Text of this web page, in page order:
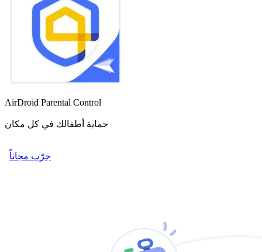
AirDroid Parental Control
حماية أطفالك في كل مكان
جرّب مجاناً